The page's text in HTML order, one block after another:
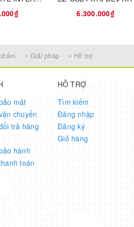
6.300.000₫
• Giải pháp • Hỗ trợ
mật
chuyển
trả hàng
hành
toán
HỖ TRỢ
Tìm kiếm
Đăng nhập
Đăng ký
Giỏ hàng